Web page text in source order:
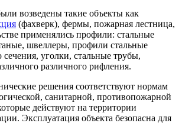
возведены такие объекты как
(фахверк), фермы, пожарная лестница,
применялись профили: стальные
швеллеры, профили стальные
сечения, уголки, стальные трубы,
различного рифления.
решения соответствуют нормам
санитарной, противопожарной
действуют на территории
Эксплуатация объекта безопасна для